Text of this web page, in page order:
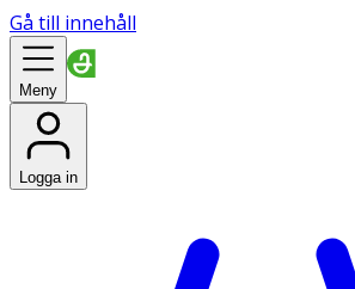
Gå till innehåll
Meny
Logga in